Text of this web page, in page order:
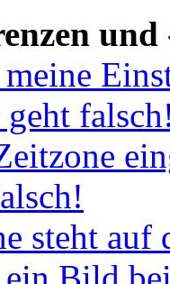
und
steht